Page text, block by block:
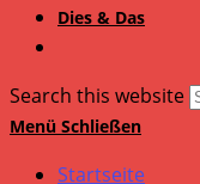
Dies & Das
Search this website
Menü Schließen
Startseite